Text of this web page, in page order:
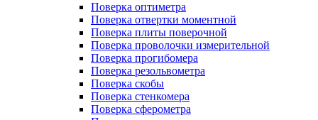
Поверка оптиметра
Поверка отвертки моментной
Поверка плиты поверочной
Поверка проволочки измерительной
Поверка прогибомера
Поверка резольвометра
Поверка скобы
Поверка стенкомера
Поверка сферометра